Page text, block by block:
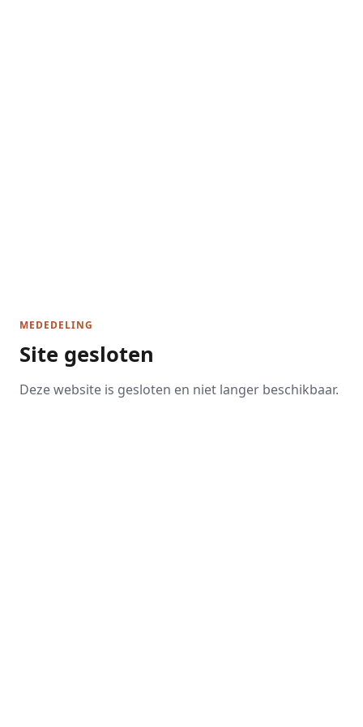
MEDEDELING
Site gesloten
Deze website is gesloten en niet langer beschikbaar.